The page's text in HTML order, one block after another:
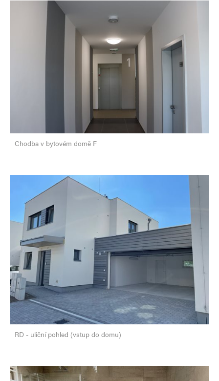
Chodba v bytovém domě F
RD - uliční pohled (vstup do domu)